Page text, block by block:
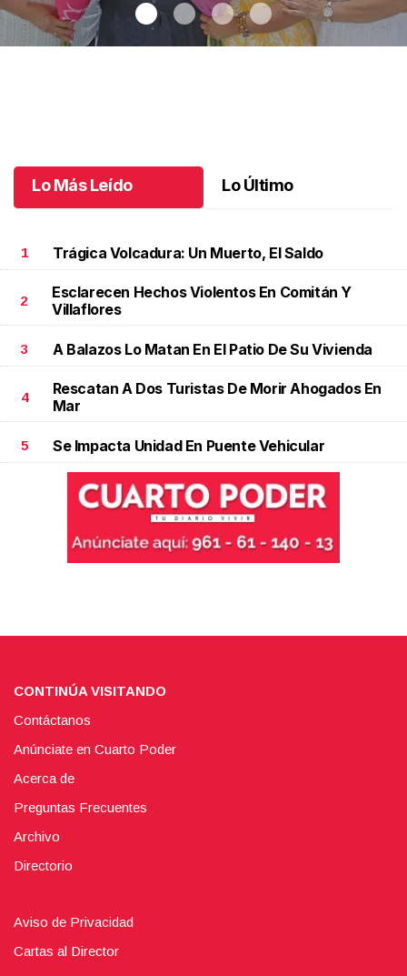
Lo Más Leído Lo Último
1 Trágica Volcadura: Un Muerto, El Saldo
2
Esclarecen Hechos Violentos En Comitán Y
Villaflores
3 A Balazos Lo Matan En El Patio De Su Vivienda
4
Rescatan A Dos Turistas De Morir Ahogados En
Mar
5 Se Impacta Unidad En Puente Vehicular
CONTINÚA VISITANDO
Contáctanos
Anúnciate en Cuarto Poder
Acerca de
Preguntas Frecuentes
Archivo
Directorio
Aviso de Privacidad
Cartas al Director